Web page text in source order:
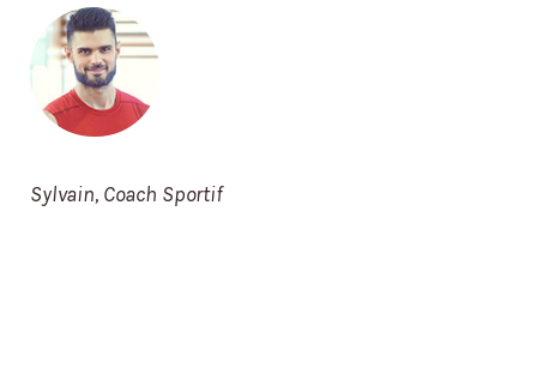
Sylvain, Coach Sportif